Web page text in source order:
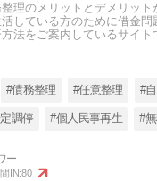
理のメリットとデメリッ
活している方のために借金
法をご案内しているサイト
#債務整理 #任意整理 #
調停 #個人民事再生 #
間IN:80